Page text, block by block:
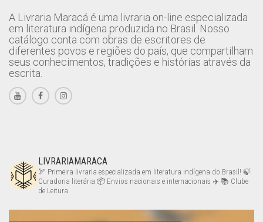
A Livraria Maracá é uma livraria on-line especializada
em literatura indígena produzida no Brasil. Nosso
catálogo conta com obras de escritores de
diferentes povos e regiões do país, que compartilham
seus conhecimentos, tradições e histórias através da
escrita.
LIVRARIAMARACA
🏹 Primeira livraria especializada em literatura indígena do Brasil! 🍃
Curadoria literária 📦 Envios nacionais e internacionais ✈️ 📚 Clube
de Leitura